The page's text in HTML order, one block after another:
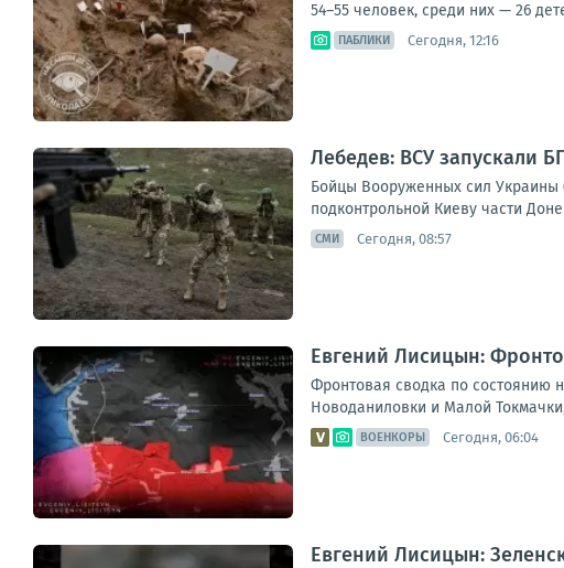
54–55 человек, среди них — 26
ПАБЛИКИ Сегодня, 12:16
Лебедев: ВСУ запускали
Бойцы Вооруженных сил Украины
подконтрольной Киеву части
СМИ Сегодня, 08:57
Евгений Лисицын:
Фронтовая сводка по состоянию
Новоданиловки и Малой
ВОЕНКОРЫ Сегодня, 06:04
Евгений Лисицын: